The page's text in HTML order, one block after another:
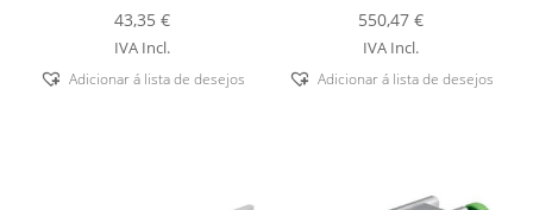
43,35 €
IVA Incl.
Adicionar á lista de desejos
550,47€
IVA Incl.
Adicionar á lista de desejos